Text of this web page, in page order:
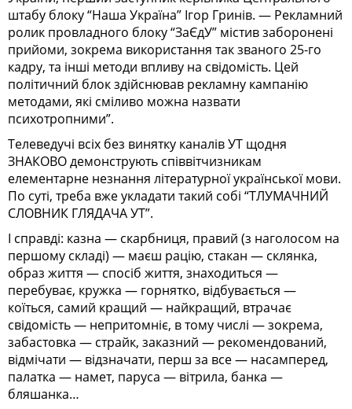
штабу блоку “Наша Україна” Ігор Гринів. — Рекламний
ролик провладного блоку “ЗаЄдУ” містив заборонені
прийоми, зокрема використання так званого 25-го
кадру, та інші методи впливу на свідомість. Цей
політичний блок здійснював рекламну кампанію
методами, які сміливо можна назвати
психотропними”.
Телеведучі всіх без винятку каналів УТ щодня
ЗНАКОВО демонструють співвітчизникам
елементарне незнання літературної української мови.
По суті, треба вже укладати такий собі “ТЛУМАЧНИЙ
СЛОВНИК ГЛЯДАЧА УТ”.
І справді: казна — скарбниця, правий (з наголосом на
першому складі) — маєш рацію, стакан — склянка,
образ життя — спосіб життя, знаходиться —
перебуває, кружка — горнятко, відбувається —
коїться, самий кращий — найкращий, втрачає
свідомість — непритомніє, в тому числі — зокрема,
забастовка — страйк, заказний — рекомендований,
відмічати — відзначати, перш за все — насамперед,
палатка — намет, паруса — вітрила, банка —
бляшанка…